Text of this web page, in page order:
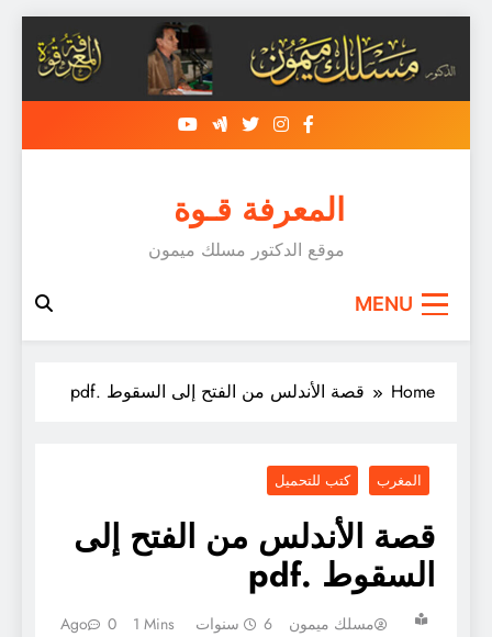
content
المعرفة قـوة
موقع الدكتور مسلك ميمون
MENU
Home قصة الأندلس من الفتح إلى السقوط .pdf
المغرب كتب للتحميل
قصة الأندلس من الفتح إلى
السقوط .pdf
مسلك ميمون 6 سنوات Ago 0 1 Mins